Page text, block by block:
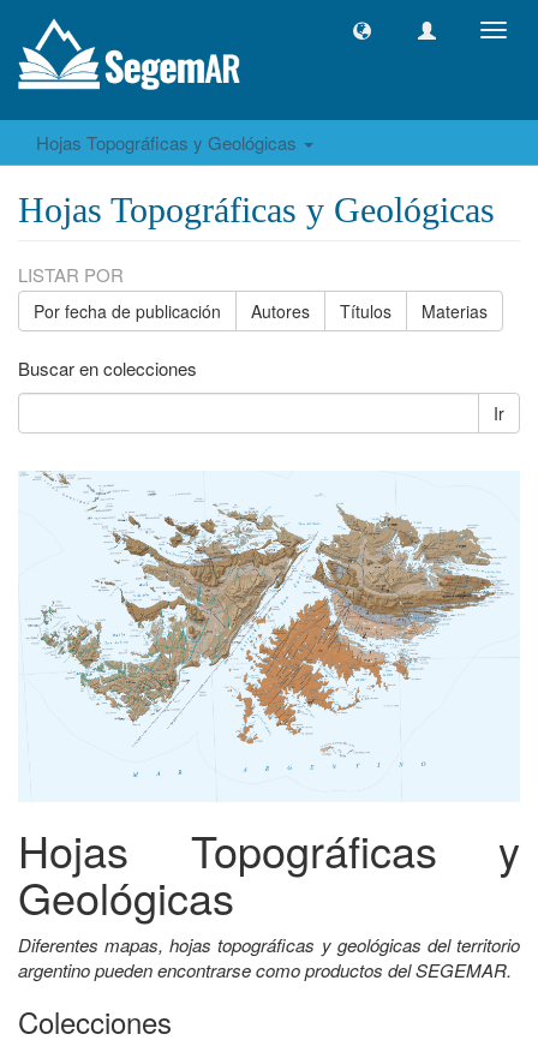
Hojas Topográficas y Geológicas
Hojas Topográficas y Geológicas
LISTAR POR
Por fecha de publicación Autores Títulos Materias
Buscar en colecciones
Ir
Hojas Topográficas y
Geológicas
Diferentes mapas, hojas topográficas y geológicas del territorio
argentino pueden encontrarse como productos del SEGEMAR.
Colecciones